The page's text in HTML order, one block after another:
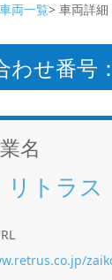
両一覧> 車両詳
わせ番号
名
リトラス